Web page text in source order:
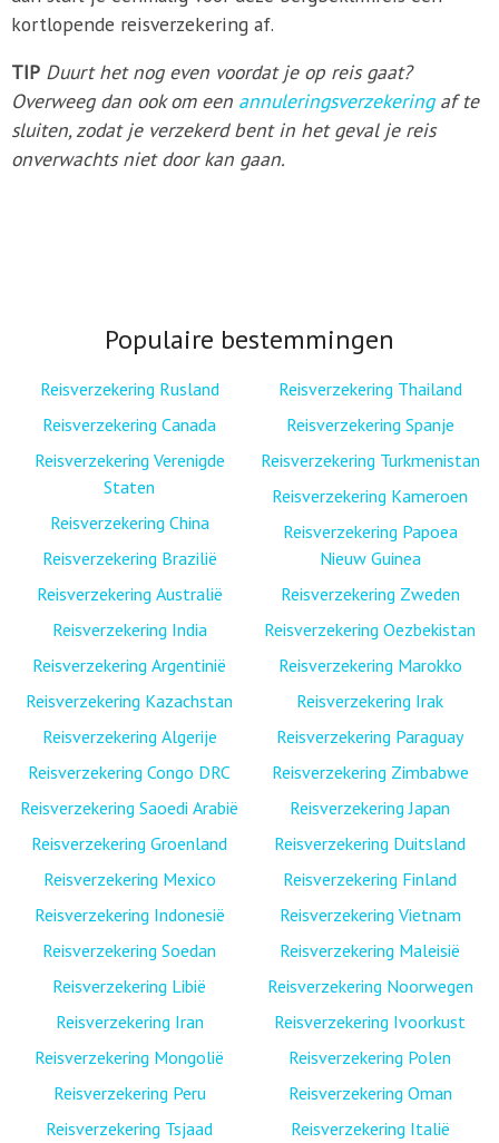
kortlopende reisverzekering af.
TIP Duurt het nog even voordat je op reis gaat?
Overweeg dan ook om een annuleringsverzekeringaf te
sluiten, zodat je verzekerd bent in het geval je reis
onverwachts niet door kan gaan.
Populaire bestemmingen
Reisverzekering Rusland
Reisverzekering Canada
Reisverzekering Verenigde
Staten
Reisverzekering China
Reisverzekering Brazilië
Reisverzekering Australië
Reisverzekering India
Reisverzekering Argentinië
Reisverzekering Kazachstan
Reisverzekering Algerije
Reisverzekering Congo DRC
Reisverzekering Saoedi Arabië
Reisverzekering Groenland
Reisverzekering Mexico
Reisverzekering Indonesië
Reisverzekering Soedan
Reisverzekering Libië
Reisverzekering Iran
Reisverzekering Mongolië
Reisverzekering Peru
Reisverzekering Tsjaad
Reisverzekering Thailand
Reisverzekering Spanje
Reisverzekering Turkmenistan
Reisverzekering Kameroen
Reisverzekering Papoea
Nieuw Guinea
Reisverzekering Zweden
Reisverzekering Oezbekistan
Reisverzekering Marokko
Reisverzekering Irak
Reisverzekering Paraguay
Reisverzekering Zimbabwe
Reisverzekering Japan
Reisverzekering Duitsland
Reisverzekering Finland
Reisverzekering Vietnam
Reisverzekering Maleisië
Reisverzekering Noorwegen
Reisverzekering Ivoorkust
Reisverzekering Polen
Reisverzekering Oman
Reisverzekering Italië